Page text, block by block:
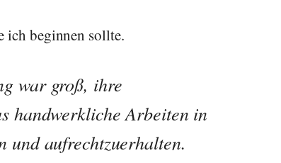
ich beginnen sollte.
war groß, ihre
handwerkliche Arbeiten in
und aufrechtzuerhalten.